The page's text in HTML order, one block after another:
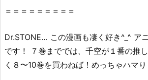
E
巻』
は
無
＝＝＝＝＝＝＝＝＝
Dr.STONE… この漫画も凄く好き^_^ ア
です！ ７巻まででは、千空が１番の
く８〜10巻を買わねば！めっちゃハマ